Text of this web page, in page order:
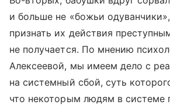
и больше не «божьи
признать их действия
не получается. По мнению
Алексеевой, мы имеем дело с
на системный сбой, суть
что некоторым людям в системе